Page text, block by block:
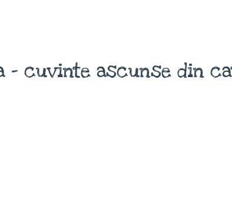
- cuvinte ascunse din